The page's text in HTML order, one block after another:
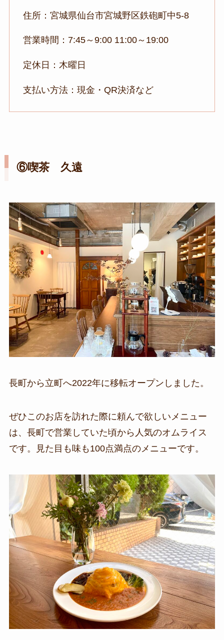
住所：宮城県仙台市宮城野区鉄砲町中5-8
営業時間：7:45～9:00 11:00～19:00
定休日：木曜日
支払い方法：現金・QR決済など
⑥喫茶 久遠
長町から立町へ2022年に移転オープンしました。
ぜひこのお店を訪れた際に頼んで欲しいメニュー
は、長町で営業していた頃から人気のオムライス
です。見た目も味も100点満点のメニューです。